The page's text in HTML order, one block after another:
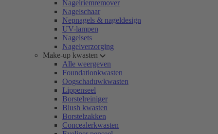
Nagelriemremover
Nagelschaar
Nepnagels & nageldesign
UV-lampen
Nagelsets
Nagelverzorging
Make-up kwasten
Alle weergeven
Foundationkwasten
Oogschaduwkwasten
Lippenseel
Borstelreiniger
Blush kwasten
Borstelzakken
Concealerkwasten